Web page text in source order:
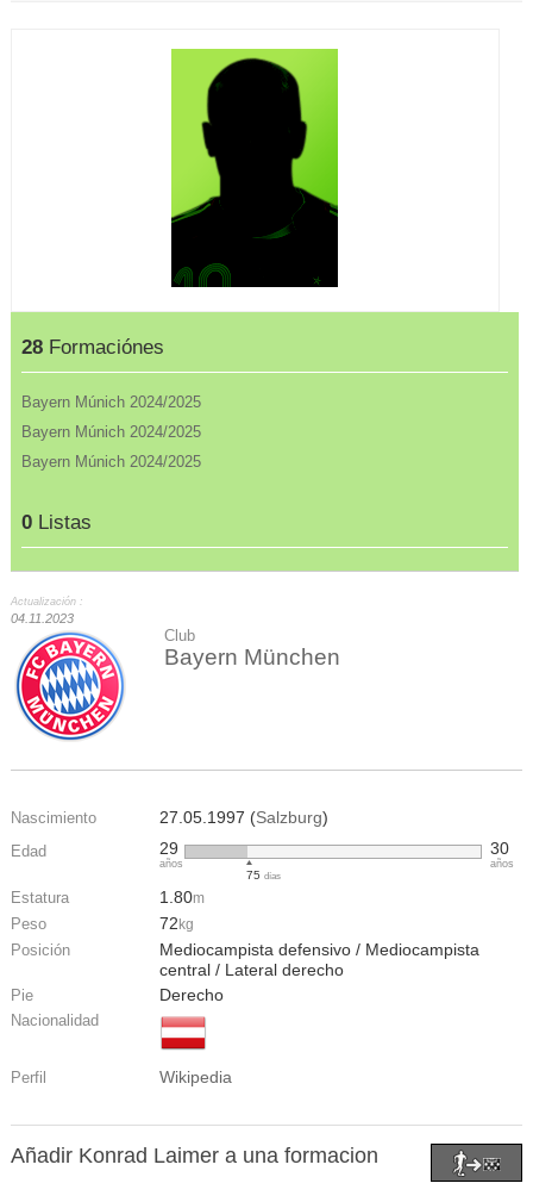
28 Formaciónes
Bayern Múnich 2024/2025
Bayern Múnich 2024/2025
Bayern Múnich 2024/2025
0 Listas
Actualización :
04.11.2023
Club
Bayern München
Nascimiento 27.05.1997 (Salzburg)
Edad 29
años
75 días
30
años
Estatura 1.80m
Peso 72 kg
Posición
Mediocampista defensivo / Mediocampista
central / Lateral derecho
Pie Derecho
Nacionalidad
Perfil Wikipedia
Añadir Konrad Laimer a una formacion